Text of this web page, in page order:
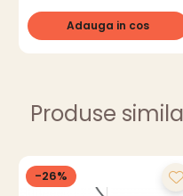
Adauga in cos
Produse
-26%